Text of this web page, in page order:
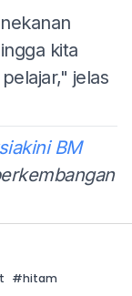
kita
jelas
BM
#hitam